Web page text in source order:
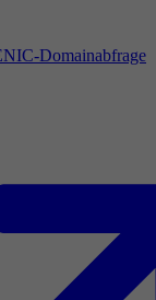
Domainabfrage